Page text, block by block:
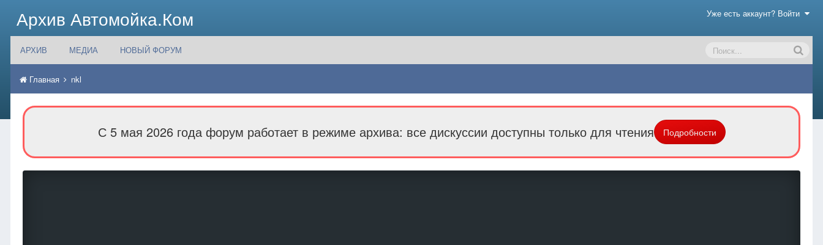
Архив Автомойка.Ком Уже есть аккаунт? Войти
АРХИВ МЕДИА НОВЫЙ ФОРУМ
Главная nkl
С 5 мая 2026 года форум работает в режиме архива: все дискуссии доступны только для чтения Подробности